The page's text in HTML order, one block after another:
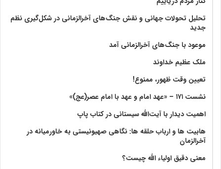
تحلیل تحولات جهانی و نقش جنگ‌های آخرالزمانی در شکل‌گیری نظم
جدید
موعود با جنگ‌های آخرالزمانی آمد
ملک عظیم خداوند
تعیین وقت ظهور، ممنوع!
نشست ۱۷۱ – «عهد امام و عهد با امام عصر(عج)»
اهمیت دیدار با آیت‌الله سیستانی در کتاب پاپ
هابیت ها و ارباب حلقه ها: نگاهی صهیونیستی به خاورمیانه در
آخرالزمان
معنی دقیق اولیاء الله چیست؟